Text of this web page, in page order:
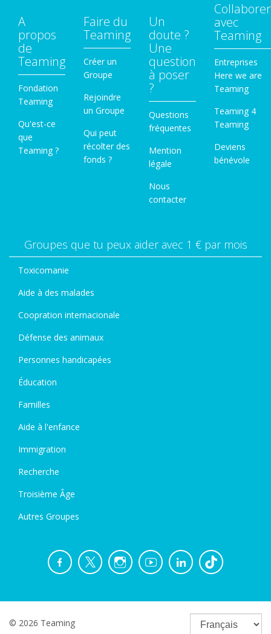
A
propos
de
Teaming
Fondation
Teaming
Qu'est-ce
que
Teaming ?
Faire du
Teaming
Créer un
Groupe
Rejoindre
un Groupe
Qui peut
récolter des
fonds ?
Un
doute ?
Une
question
à poser
?
Questions
fréquentes
Mention
légale
Nous
contacter
Collaborer
avec
Teaming
Entreprises
Here we are
Teaming
Teaming 4
Teaming
Deviens
bénévole
Groupes que tu peux aider avec 1 € par mois
Toxicomanie
Aide à des malades
Coopration internacionale
Défense des animaux
Personnes handicapées
Éducation
Familles
Aide à l'enfance
Immigration
Recherche
Troisième Âge
Autres Groupes
© 2026 Teaming